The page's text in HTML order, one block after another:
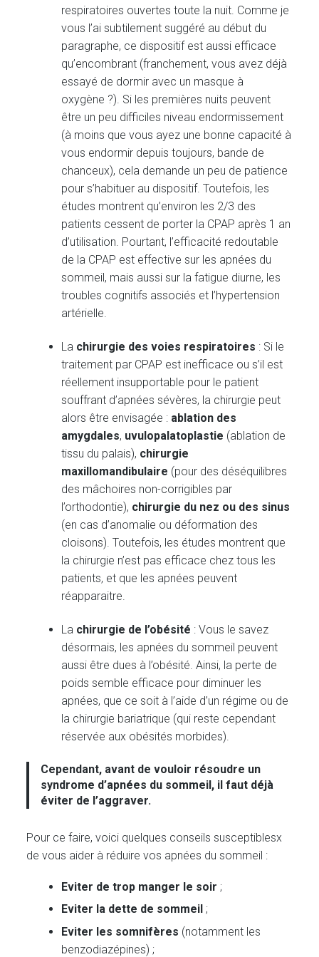
respiratoires ouvertes toute la nuit. Comme je
vous l’ai subtilement suggéré au début du
paragraphe, ce dispositif est aussi efficace
qu’encombrant (franchement, vous avez déjà
essayé de dormir avec un masque à
oxygène ?). Si les premières nuits peuvent
être un peu difficiles niveau endormissement
(à moins que vous ayez une bonne capacité à
vous endormir depuis toujours, bande de
chanceux), cela demande un peu de patience
pour s’habituer au dispositif. Toutefois, les
études montrent qu’environ les 2/3 des
patients cessent de porter la CPAP après 1 an
d’utilisation. Pourtant, l’efficacité redoutable
de la CPAP est effective sur les apnées du
sommeil, mais aussi sur la fatigue diurne, les
troubles cognitifs associés et l’hypertension
artérielle.
La chirurgie des voies respiratoires : Si le
traitement par CPAP est inefficace ou s’il est
réellement insupportable pour le patient
souffrant d’apnées sévères, la chirurgie peut
alors être envisagée : ablation des
amygdales, uvulopalatoplastie (ablation de
tissu du palais), chirurgie
maxillomandibulaire (pour des déséquilibres
des mâchoires non-corrigibles par
l’orthodontie), chirurgie du nez ou des sinus
(en cas d’anomalie ou déformation des
cloisons). Toutefois, les études montrent que
la chirurgie n’est pas efficace chez tous les
patients, et que les apnées peuvent
réapparaitre.
La chirurgie de l’obésité : Vous le savez
désormais, les apnées du sommeil peuvent
aussi être dues à l’obésité. Ainsi, la perte de
poids semble efficace pour diminuer les
apnées, que ce soit à l’aide d’un régime ou de
la chirurgie bariatrique (qui reste cependant
réservée aux obésités morbides).
Cependant, avant de vouloir résoudre un
syndrome d’apnées du sommeil, il faut déjà
éviter de l’aggraver.
Pour ce faire, voici quelques conseils susceptiblesx
de vous aider à réduire vos apnées du sommeil :
Eviter de trop manger le soir ;
Eviter la dette de sommeil ;
Eviter les somnifères (notamment les
benzodiazépines) ;